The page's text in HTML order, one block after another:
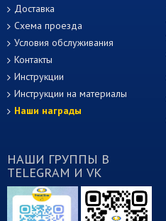
Доставка
Схема проезда
Условия обслуживания
Контакты
Инструкции
Инструкции на материалы
Наши награды
НАШИ ГРУППЫ В
TELEGRAM И VK